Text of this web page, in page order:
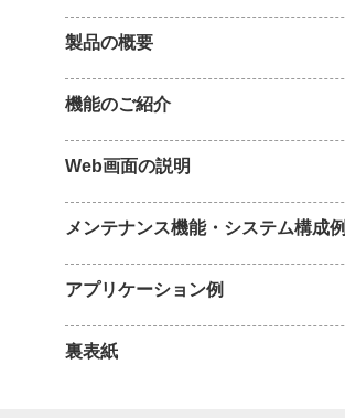
製品の概要
機能のご紹介
Web画面の説明
メンテナンス機能・システム構成例
アプリケーション例
裏表紙